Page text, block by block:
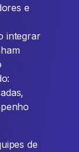
e
integrar
de